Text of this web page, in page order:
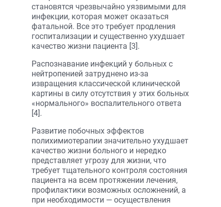
становятся чрезвычайно уязвимыми для
инфекции, которая может оказаться
фатальной. Все это требует продления
госпитализации и существенно ухудшает
качество жизни пациента [3].
Распознавание инфекций у больных с
нейтропенией затруднено из-за
извращения классической клинической
картины в силу отсутствия у этих больных
«нормального» воспалительного ответа
[4].
Развитие побочных эффектов
полихимиотерапии значительно ухудшает
качество жизни больного и нередко
представляет угрозу для жизни, что
требует тщательного контроля состояния
пациента на всем протяжении лечения,
профилактики возможных осложнений, а
при необходимости — осуществления